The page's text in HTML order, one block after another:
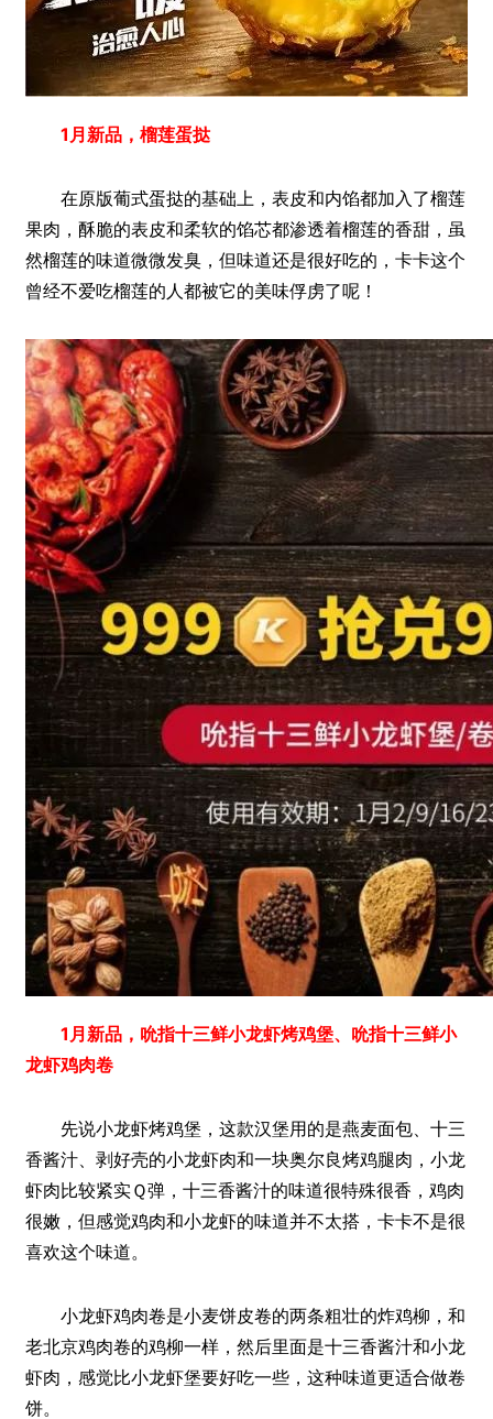
1月新品，榴莲蛋挞
在原版葡式蛋挞的基础上，表皮和内馅都加入了榴莲
果肉，酥脆的表皮和柔软的馅芯都渗透着榴莲的香甜，虽
然榴莲的味道微微发臭，但味道还是很好吃的，卡卡这个
曾经不爱吃榴莲的人都被它的美味俘虏了呢！
1月新品，吮指十三鲜小龙虾烤鸡堡、吮指十三鲜小
龙虾鸡肉卷
先说小龙虾烤鸡堡，这款汉堡用的是燕麦面包、十三
香酱汁、剥好壳的小龙虾肉和一块奥尔良烤鸡腿肉，小龙
虾肉比较紧实Ｑ弹，十三香酱汁的味道很特殊很香，鸡肉
很嫩，但感觉鸡肉和小龙虾的味道并不太搭，卡卡不是很
喜欢这个味道。
小龙虾鸡肉卷是小麦饼皮卷的两条粗壮的炸鸡柳，和
老北京鸡肉卷的鸡柳一样，然后里面是十三香酱汁和小龙
虾肉，感觉比小龙虾堡要好吃一些，这种味道更适合做卷
饼。